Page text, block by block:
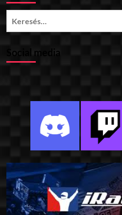
Social media